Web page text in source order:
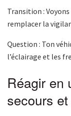
Transition :
remplacer la
Question : Ton
l’éclairage et les
Réagir en
secours